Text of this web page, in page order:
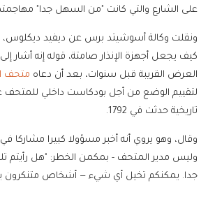
على الشارع والتي كانت "من السهل جدا"
ونقلت وكالة أسوشيتد برس عن ديفيد ديكلوس،
كيف يجعل أجهزة الإنذار صامتة، قوله إنه أشار
العرض القريبة قبل سنوات، بعد أن دعاه متحف
تاريخية حدثت في 1792.
وقال، وهو يروي أنه أخبر مسؤولا كبيرا مشاركا
وليس مدير المتحف - بمكمن الخطر: "هل رأيتم
جدا. يمكنكم تخيل أي شيء — أشخاص متنكرون